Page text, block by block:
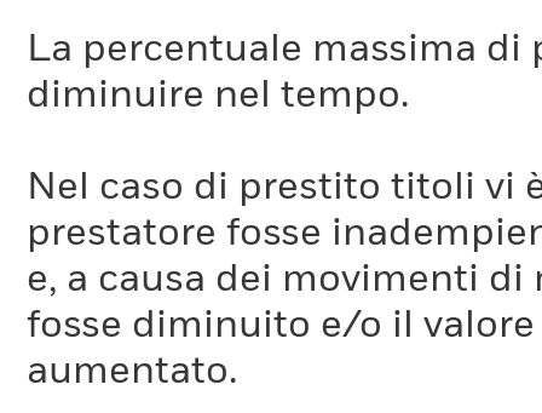
La percentuale massima
diminuire nel tempo.
Nel caso di prestito titoli vi
prestatore fosse
e, a causa dei movimenti
fosse diminuito e/o il
aumentato.